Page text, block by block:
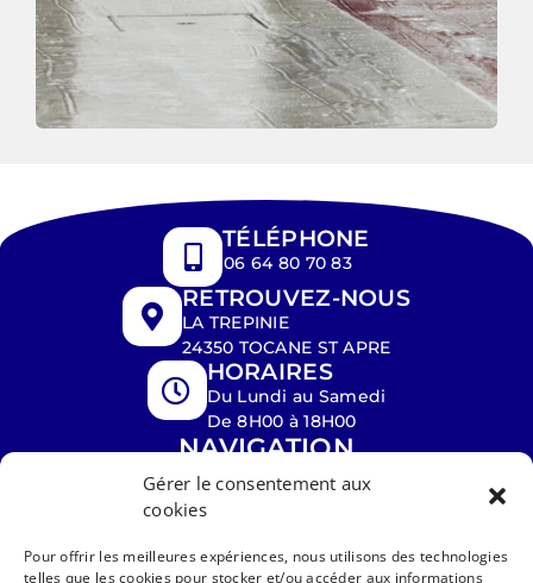
Gérer le consentement aux
cookies
Pour offrir les meilleures expériences, nous utilisons des technologies
telles que les cookies pour stocker et/ou accéder aux informations
TÉLÉPHONE
06 64 80 70 83
RETROUVEZ-NOUS
LA TREPINIE
24350 TOCANE ST APRE
HORAIRES
Du Lundi au Samedi
De 8H00 à 18H00
NAVIGATION
ACCUEIL
PEINTURE
PLAQUISTE
NETTOYAGE
RÉALISATIONS